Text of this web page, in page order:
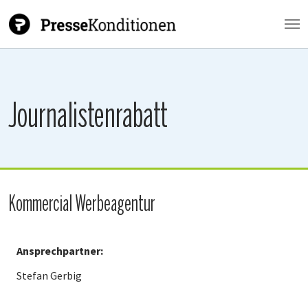
Journalistenrabatt
Kommercial Werbeagentur
Ansprechpartner:
Stefan Gerbig